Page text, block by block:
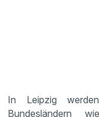
In Leipzig
Bundesländern